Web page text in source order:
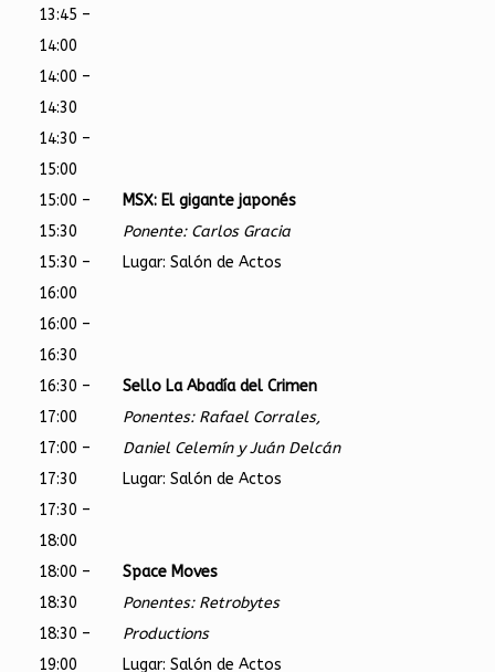
13:45 –
14:00
14:00 –
14:30
14:30 –
15:00
15:00 –
15:30
MSX: El gigante japonés
Ponente: Carlos Gracia
Lugar: Salón de Actos
15:30 –
16:00
16:00 –
16:30
16:30 –
17:00
Sello La Abadía del Crimen
Ponentes: Rafael Corrales,
Daniel Celemín y Juán Delcán
Lugar: Salón de Actos
17:00 –
17:30
17:30 –
18:00
18:00 –
18:30
Space Moves
Ponentes: Retrobytes
Productions
Lugar: Salón de Actos
18:30 –
19:00